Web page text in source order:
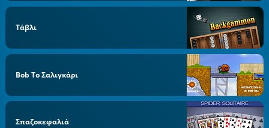
Τάβλι
Bob Το Σαλιγκάρι
Σπαζοκεφαλιά